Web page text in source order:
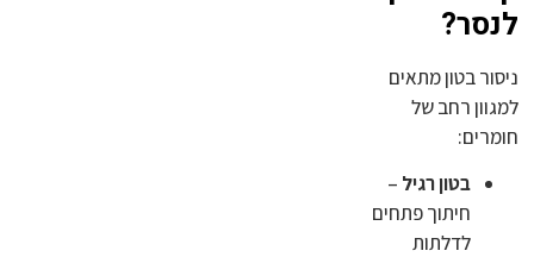
לנסר?
ניסור בטון מתאים
למגוון רחב של
חומרים:
בטון רגיל –
חיתוך פתחים
לדלתות